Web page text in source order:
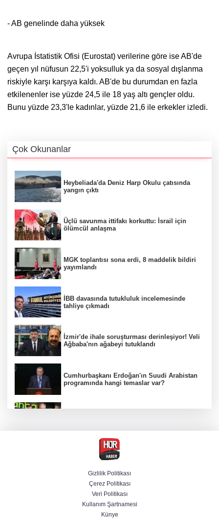
- AB genelinde daha yüksek
Avrupa İstatistik Ofisi (Eurostat) verilerine göre ise AB'de
geçen yıl nüfusun 22,5'i yoksulluk ya da sosyal dışlanma
riskiyle karşı karşıya kaldı. AB'de bu durumdan en fazla
etkilenenler ise yüzde 24,5 ile 18 yaş altı gençler oldu.
Bunu yüzde 23,3'le kadınlar, yüzde 21,6 ile erkekler izledi.
Çok Okunanlar
Heybeliada'da Deniz Harp Okulu çatısında
yangın çıktı
Üçlü savunma ittifakı korkuttu: İsrail için
ölümcül anlaşma
MGK toplantısı sona erdi, 8 maddelik bildiri
yayımlandı
İBB davasında tutukluluk incelemesinde
tahliye çıkmadı
İzmir'de ihale soruşturması derinleşiyor! Veli
Ağbaba'nın ağabeyi tutuklandı
Cumhurbaşkanı Erdoğan'ın Suudi Arabistan
programında hangi temaslar var?
MGK Cumhurbaşkanlığı Külliyesi'nde kritik
gündemle toplandı
İletişim Başkanlığından "Milli Dayanışma"
Gizlilik Politikası
Çerez Politikası
Veri Politikası
Kullanım Şartnamesi
Künye